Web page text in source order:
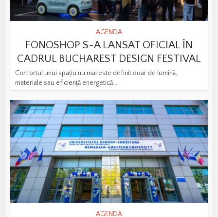
AGENDA
FONOSHOP S-A LANSAT OFICIAL ÎN
CADRUL BUCHAREST DESIGN FESTIVAL
Confortul unui spațiu nu mai este definit doar de lumină,
materiale sau eficiență energetică...
AGENDA